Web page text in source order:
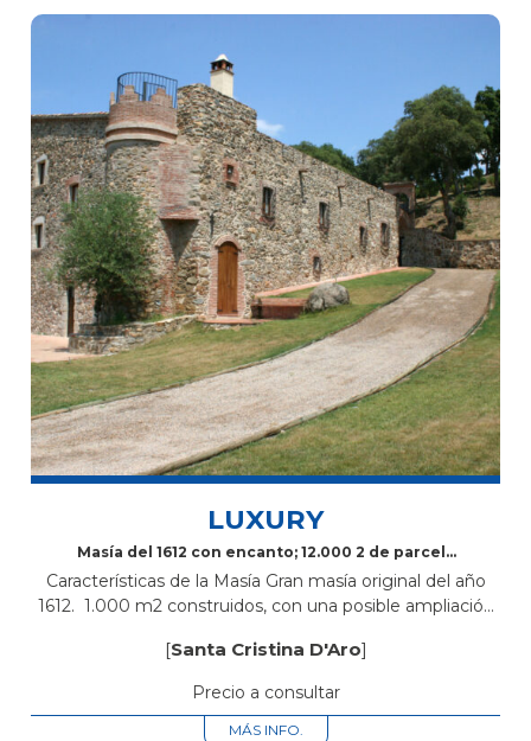
LUXURY
Masía del 1612 con encanto; 12.000 2 de parcela
Características de la Masía Gran masía original del año
1612. 1.000 m2 construidos, con una posible ampliación
Equipadas con calefacción...
[Santa Cristina D'Aro]
Precio a consultar
MÁS INFO.